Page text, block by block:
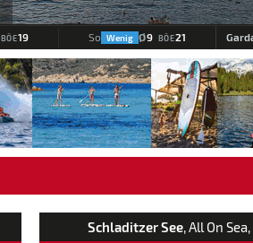
BÖE19 So Wenig Ø9 BÖE21
Schladitzer See, All On Sea,